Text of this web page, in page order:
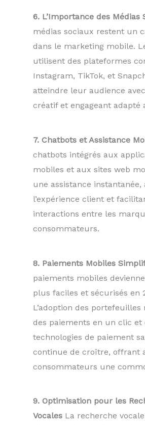
6. L’Importance des Médias
médias sociaux restent un
dans le marketing mobile.
utilisent des plateformes
Instagram, TikTok, et
atteindre leur audience
créatif et engageant adapté
7. Chatbots et Assistance
chatbots intégrés aux
mobiles et aux sites web
une assistance
l’expérience client et
interactions entre les
consommateurs.
8. Paiements Mobiles
paiements mobiles
plus faciles et sécurisés en
L’adoption des
des paiements en un clic et
technologies de paiement
continue de croître, offrant
consommateurs une
9. Optimisation pour les
Vocales La recherche